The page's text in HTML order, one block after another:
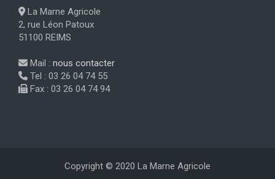
La Marne Agricole
2, rue Léon Patoux
51100 REIMS
Mail : nous contacter
Tel : 03 26 04 74 55
Fax : 03 26 04 74 94
Copyright © 2020 La Marne Agricole